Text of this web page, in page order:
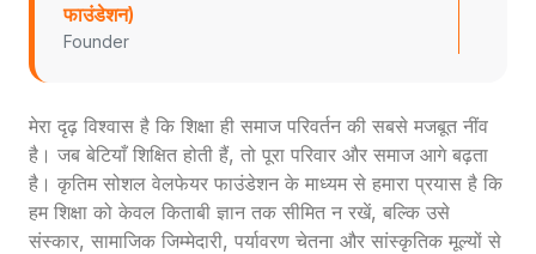
फाउंडेशन)
Founder
मेरा दृढ़ विश्वास है कि शिक्षा ही समाज परिवर्तन की सबसे मजबूत नींव
है। जब बेटियाँ शिक्षित होती हैं, तो पूरा परिवार और समाज आगे बढ़ता
है। कृतिम सोशल वेलफेयर फाउंडेशन के माध्यम से हमारा प्रयास है कि
हम शिक्षा को केवल किताबी ज्ञान तक सीमित न रखें, बल्कि उसे
संस्कार, सामाजिक जिम्मेदारी, पर्यावरण चेतना और सांस्कृतिक मूल्यों से